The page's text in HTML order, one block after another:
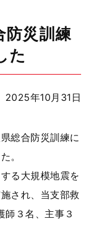
防災訓練
た
2025年10月31日
総合防災訓練に
。
る大規模地震を
され、当支部救
師３名、主事３